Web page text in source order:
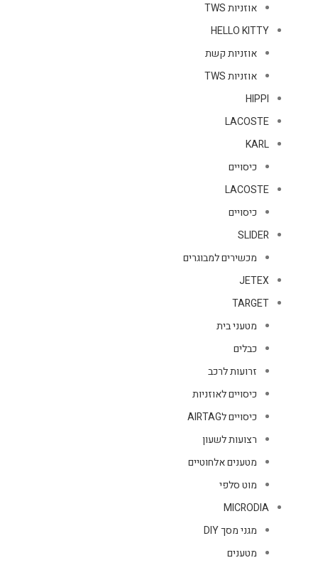
אוזניות TWS
HELLO KITTY
אוזניות קשת
אוזניות TWS
HIPPI
LACOSTE
KARL
כיסויים
LACOSTE
כיסויים
SLIDER
מכשירים למבוגרים
JETEX
TARGET
מטעני בית
כבלים
זרועות לרכב
כיסויים לאוזניות
כיסויים לAIRTAG
רצועות לשעון
מטענים אלחוטיים
מוט סלפי
MICRODIA
מגני מסך DIY
מטענים